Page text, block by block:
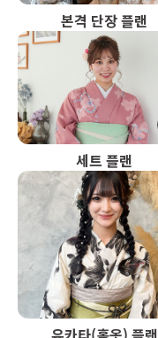
본격 단장 플랜
세트 플랜